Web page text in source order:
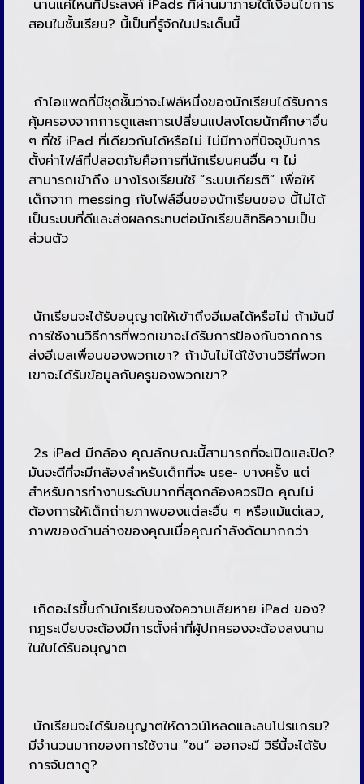
นานแค่ไหนที่ประสงค์ iPads ที่ผ่านมาภายใต้เงื่อนไขการ
สอนในชั้นเรียน? นี้เป็นที่รู้จักในประเด็นนี้
ถ้าไอแพดที่มีชุดชั้นว่าจะไฟล์หนึ่งของนักเรียนได้รับการ
คุ้มครองจากการดูและการเปลี่ยนแปลงโดยนักศึกษาอื่น
ๆ ที่ใช้ iPad ที่เดียวกันได้หรือไม่ ไม่มีทางที่ปัจจุบันการ
ตั้งค่าไฟล์ที่ปลอดภัยคือการที่นักเรียนคนอื่น ๆ ไม่
สามารถเข้าถึง บางโรงเรียนใช้ “ระบบเกียรติ” เพื่อให้
เด็กจาก messing กับไฟล์อื่นของนักเรียนของ นี้ไม่ได้
เป็นระบบที่ดีและส่งผลกระทบต่อนักเรียนสิทธิความเป็น
ส่วนตัว
นักเรียนจะได้รับอนุญาตให้เข้าถึงอีเมลได้หรือไม่ ถ้ามันมี
การใช้งานวิธีการที่พวกเขาจะได้รับการป้องกันจากการ
ส่งอีเมลเพื่อนของพวกเขา? ถ้ามันไม่ได้ใช้งานวิธีที่พวก
เขาจะได้รับข้อมูลกับครูของพวกเขา?
2s iPad มีกล้อง คุณลักษณะนี้สามารถที่จะเปิดและปิด?
มันจะดีที่จะมีกล้องสำหรับเด็กที่จะ use- บางครั้ง แต่
สำหรับการทำงานระดับมากที่สุดกล้องควรปิด คุณไม่
ต้องการให้เด็กถ่ายภาพของแต่ละอื่น ๆ หรือแม้แต่เลว,
ภาพของด้านล่างของคุณเมื่อคุณกำลังดัดมากกว่า
เกิดอะไรขึ้นถ้านักเรียนจงใจความเสียหาย iPad ของ?
กฎระเบียบจะต้องมีการตั้งค่าที่ผู้ปกครองจะต้องลงนาม
ในใบได้รับอนุญาต
นักเรียนจะได้รับอนุญาตให้ดาวน์โหลดและลบโปรแกรม?
มีจำนวนมากของการใช้งาน “ซน” ออกจะมี วิธีนี้จะได้รับ
การจับตาดู?